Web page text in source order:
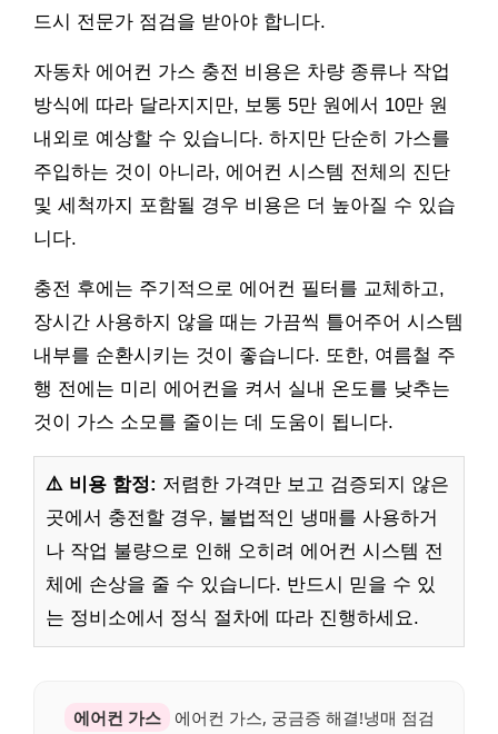
드시 전문가 점검을 받아야 합니다.
자동차 에어컨 가스 충전 비용은 차량 종류나 작업
방식에 따라 달라지지만, 보통 5만 원에서 10만 원
내외로 예상할 수 있습니다. 하지만 단순히 가스를
주입하는 것이 아니라, 에어컨 시스템 전체의 진단
및 세척까지 포함될 경우 비용은 더 높아질 수 있습
니다.
충전 후에는 주기적으로 에어컨 필터를 교체하고,
장시간 사용하지 않을 때는 가끔씩 틀어주어 시스템
내부를 순환시키는 것이 좋습니다. 또한, 여름철 주
행 전에는 미리 에어컨을 켜서 실내 온도를 낮추는
것이 가스 소모를 줄이는 데 도움이 됩니다.
⚠️ 비용 함정: 저렴한 가격만 보고 검증되지 않은
곳에서 충전할 경우, 불법적인 냉매를 사용하거
나 작업 불량으로 인해 오히려 에어컨 시스템 전
체에 손상을 줄 수 있습니다. 반드시 믿을 수 있
는 정비소에서 정식 절차에 따라 진행하세요.
에어컨 가스
에어컨 가스, 궁금증 해결!냉매 점검